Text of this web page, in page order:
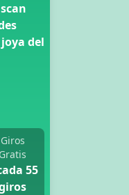
del
Giros
Gratis
55